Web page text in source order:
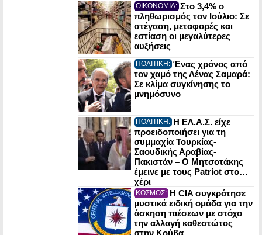
ΟΙΚΟΝΟΜΙΑ: Στο 3,4% ο
πληθωρισμός τον Ιούλιο: Σε
στέγαση, μεταφορές και
εστίαση οι μεγαλύτερες
αυξήσεις
ΠΟΛΙΤΙΚΗ: Ένας χρόνος από
τον χαμό της Λένας Σαμαρά:
Σε κλίμα συγκίνησης το
μνημόσυνο
ΠΟΛΙΤΙΚΗ: Η ΕΛ.Α.Σ. είχε
προειδοποιήσει για τη
συμμαχία Τουρκίας-
Σαουδικής Αραβίας-
Πακιστάν – Ο Μητσοτάκης
έμεινε με τους Patriot στο…
χέρι
ΚΟΣΜΟΣ: Η CIA συγκρότησε
μυστικά ειδική ομάδα για την
άσκηση πιέσεων με στόχο
την αλλαγή καθεστώτος
στην Κούβα